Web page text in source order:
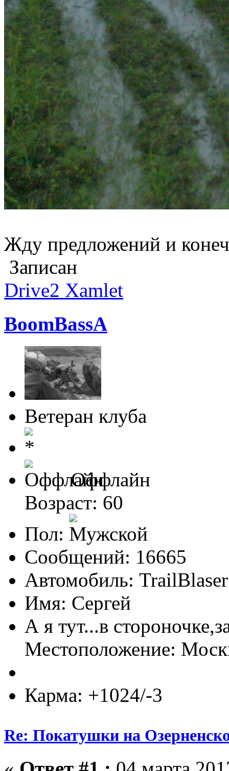
Жду предложений и
Записан
Drive2 Xamlet
BoomBassA
Ветеран клуба
Оффлайн
Возраст: 60
Пол:
Сообщений: 16665
Автомобиль:
Имя: Сергей
А я тут...в
Местоположение:
Карма: +1024/-3
Re: Покатушки на